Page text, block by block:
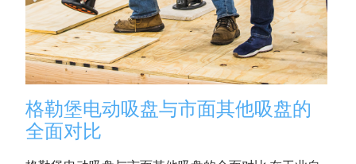
格勒堡电动吸盘与市面其他吸盘的
全面对比